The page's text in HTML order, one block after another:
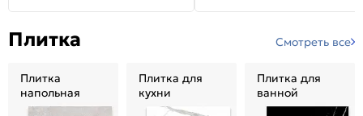
Плитка Смотреть все
Плитка
напольная
Плитка для
кухни
Плитка для
ванной